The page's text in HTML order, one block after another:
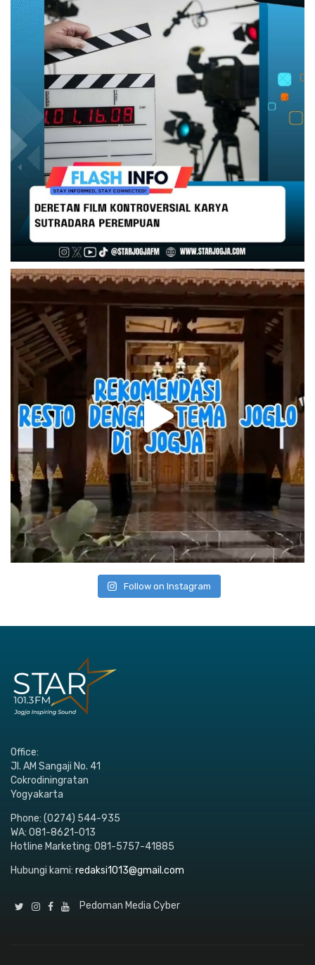
Follow on Instagram
Office:
Jl. AM Sangaji No. 41
Cokrodiningratan
Yogyakarta
Phone: (0274) 544-935
WA: 081-8621-013
Hotline Marketing: 081-5757-41885
Hubungi kami: redaksi1013@gmail.com
Pedoman Media Cyber